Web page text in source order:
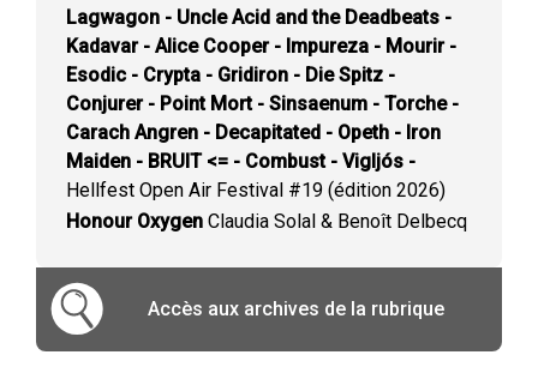
Lagwagon - Uncle Acid and the Deadbeats -
Kadavar - Alice Cooper - Impureza - Mourir -
Esodic - Crypta - Gridiron - Die Spitz -
Conjurer - Point Mort - Sinsaenum - Torche -
Carach Angren - Decapitated - Opeth - Iron
Maiden - BRUIT <= - Combust - Vigljós -
Hellfest Open Air Festival #19 (édition 2026)
Honour Oxygen Claudia Solal & Benoît Delbecq
Accès aux archives de la rubrique